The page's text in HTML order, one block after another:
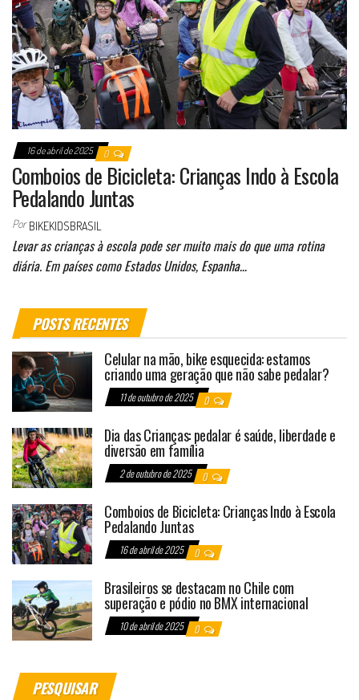
16 de abril de 2025 0
Comboios de Bicicleta: Crianças Indo à Escola
Pedalando Juntas
Por BIKEKIDSBRASIL
Levar as crianças à escola pode ser muito mais do que uma rotina
diária. Em países como Estados Unidos, Espanha…
POSTS RECENTES
Celular na mão, bike esquecida: estamos
criando uma geração que não sabe pedalar?
11 de outubro de 2025 0
Dia das Crianças: pedalar é saúde, liberdade e
diversão em família
2 de outubro de 2025 0
Comboios de Bicicleta: Crianças Indo à Escola
Pedalando Juntas
16 de abril de 2025 0
Brasileiros se destacam no Chile com
superação e pódio no BMX internacional
10 de abril de 2025 0
PESQUISAR